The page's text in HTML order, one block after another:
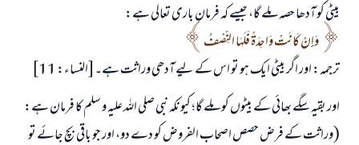
بیٹی کو آدھا حصہ ملے گا، جیسے کہ فرمانِ باری تعالی ہے:
وَإِنْ كَانَتْ وَاحِدَةً فَلَهَا النِّصْفُ
ترجمہ: اور اگر بیٹی ایک ہو تو اس کے لیے آدھی وراثت ہے۔[النساء: 11]
اور بقیہ سگے بھائی کے بیٹوں کو ملے گا؛ کیونکہ نبی صلی اللہ علیہ و سلم کا فرمان ہے:
(وراثت کے فرض حصص اصحاب الفروض کو دے دو، اور جو باقی بچ جائے تو